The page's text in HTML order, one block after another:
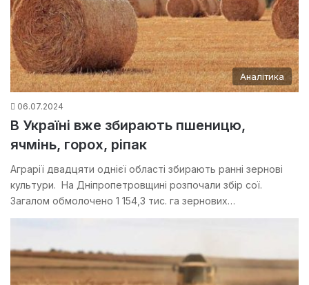
Аналітика
06.07.2024
В Україні вже збирають пшеницю,
ячмінь, горох, ріпак
Аграрії двадцяти однієї області збирають ранні зернові
культури. На Дніпропетровщині розпочали збір сої.
Загалом обмолочено 1 154,3 тис. га зернових…